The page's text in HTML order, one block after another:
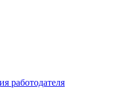
работодателя